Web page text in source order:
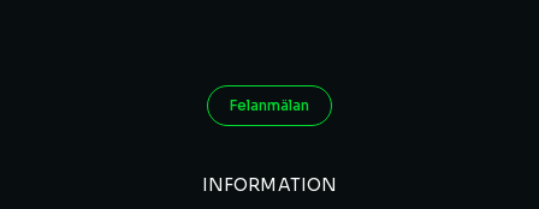
Felanmälan
INFORMATION